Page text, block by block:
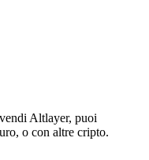
Altlayer, puoi
o con altre cripto.